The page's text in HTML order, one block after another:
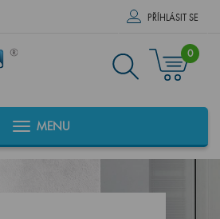
PŘÍHLÁSIT SE
0
MENU